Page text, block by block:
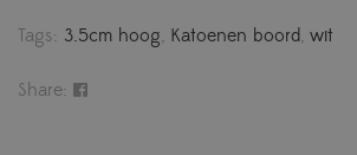
Tags: 3.5cm hoog, Katoenen boord, wit
Share: